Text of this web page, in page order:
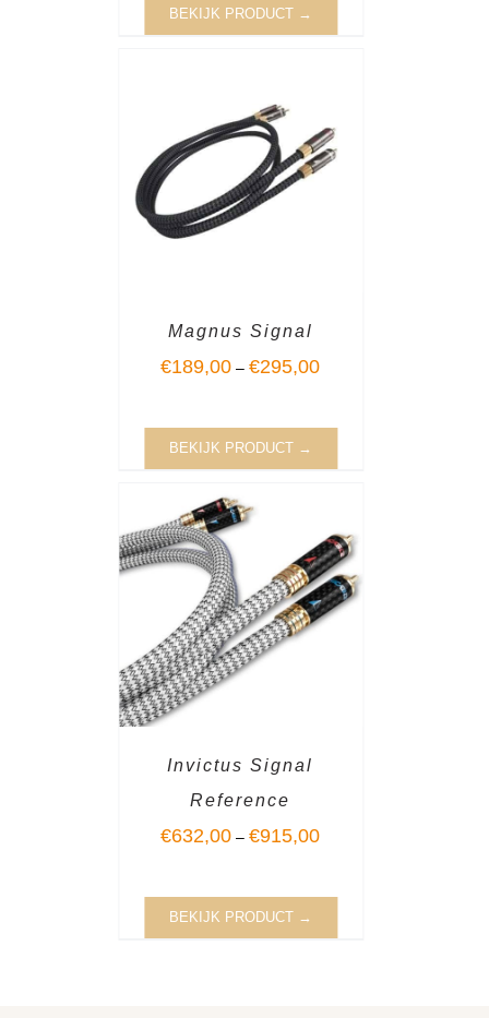
BEKIJK PRODUCT →
Magnus Signal
€189,00 –€295,00
BEKIJK PRODUCT →
Invictus Signal
Reference
€632,00 –€915,00
BEKIJK PRODUCT →